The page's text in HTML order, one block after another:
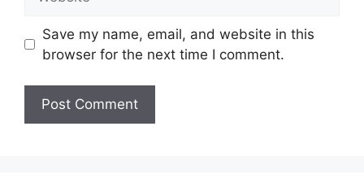
Save my name, email, and website in this
browser for the next time I comment.
WhatsApp